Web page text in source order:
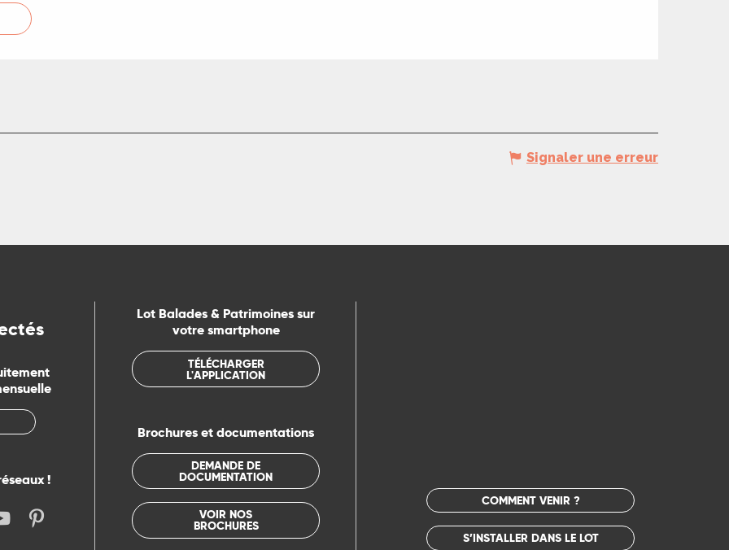
Signaler une erreur
!
Lot Balades & Patrimoines sur
votre smartphone
TÉLÉCHARGER
L'APPLICATION
Brochures et documentations
DEMANDE DE
DOCUMENTATION
VOIR NOS
BROCHURES
COMMENT VENIR ?
S’INSTALLER DANS LE LOT